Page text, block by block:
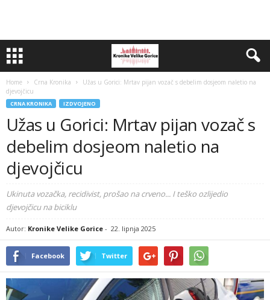
Home Crna Kronika
Užas u Gorici: Mrtav pijan vozač s debelim dosjeom naletio na
djevojčicu
CRNA KRONIKA IZDVOJENO
Užas u Gorici: Mrtav pijan vozač s
debelim dosjeom naletio na
djevojčicu
Ukinuta vozačka, recidivist, prošao na crveno... I teško ozlijedio
djevojčicu na biciklu
Autor: Kronike Velike Gorice - 22. lipnja 2025
Facebook Twitter